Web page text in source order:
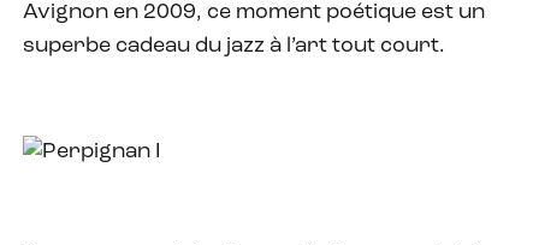
Avignon en 2009, ce moment poétique est un
superbe cadeau du jazz à l’art tout court.